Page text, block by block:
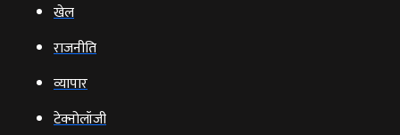
खेल
राजनीति
व्‍यापार
टेक्‍नोलॉजी